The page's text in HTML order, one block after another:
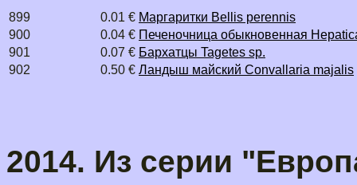
899 0.01 € Маргаритки Bellis perennis
900
0.04 € Печеночница обыкновенная
901
0.07 € Бархатцы Tagetes sp.
902
0.50 € Ландыш майский Convallaria majalis
2014. Из серии